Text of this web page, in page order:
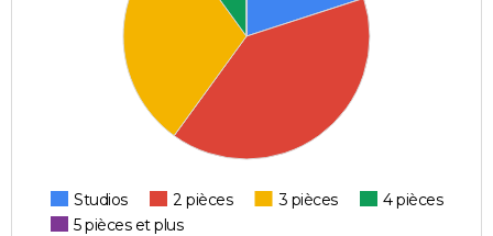
Studios 2 pièces 3 pièces
4 pièces
5 pièces et plus